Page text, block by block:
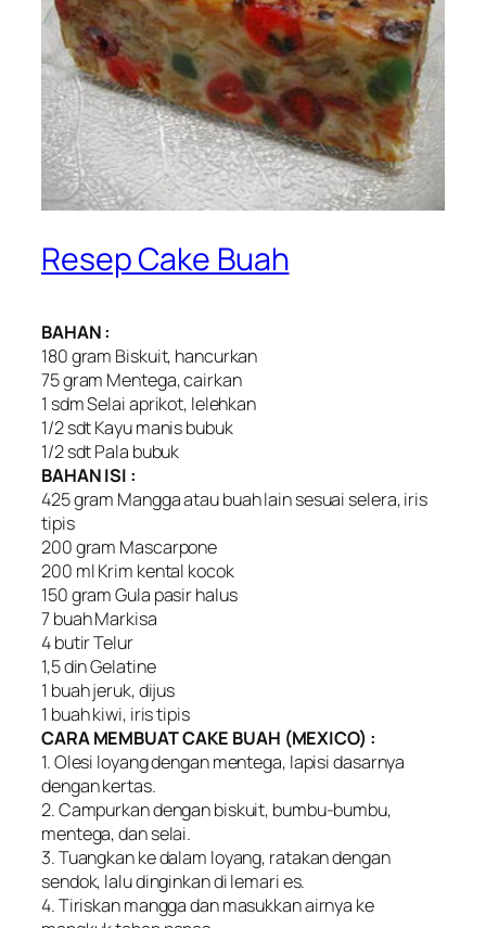
Resep Cake Buah
BAHAN :
180 gram Biskuit, hancurkan
75 gram Mentega, cairkan
1 sdm Selai aprikot, lelehkan
1/2 sdt Kayu manis bubuk
1/2 sdt Pala bubuk
BAHAN ISI :
425 gram Mangga atau buah lain sesuai selera, iris
tipis
200 gram Mascarpone
200 ml Krim kental kocok
150 gram Gula pasir halus
7 buah Markisa
4 butir Telur
1,5 din Gelatine
1 buah jeruk, dijus
1 buah kiwi, iris tipis
CARA MEMBUAT CAKE BUAH (MEXICO) :
1. Olesi loyang dengan mentega, lapisi dasarnya
dengan kertas.
2. Campurkan dengan biskuit, bumbu-bumbu,
mentega, dan selai.
3. Tuangkan ke dalam loyang, ratakan dengan
sendok, lalu dinginkan di lemari es.
4. Tiriskan mangga dan masukkan airnya ke